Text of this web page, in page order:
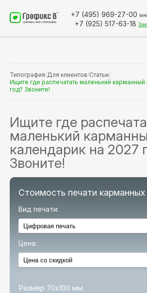
+7 (495) 969-27-00
+7 (925) 517-63-18
Типография/Для клиентов/Статьи/
Ищите где распечатать маленький карманный
год? Звоните!
Ищите где
маленький
календарик на 2027
Звоните!
Стоимость печати карманных
Вид печати:
Цена:
Размер 70х100 мм